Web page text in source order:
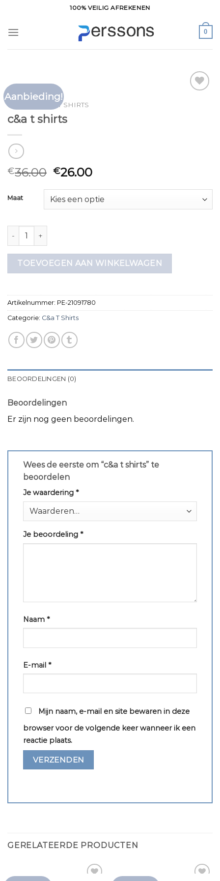
inhoud
100% VEILIG AFREKENEN
0
Aanbieding!
HOME C&A T SHIRTS
c&a t shirts
€36.00 €26.00
Maat
c&a t shirts aantal
TOEVOEGEN AAN WINKELWAGEN
Artikelnummer: PE-21091780
Categorie: C&a T Shirts
BEOORDELINGEN (0)
Beoordelingen
Er zijn nog geen beoordelingen.
Wees de eerste om “c&a t shirts” te
beoordelen
Je waardering *
Je beoordeling *
Naam *
E-mail *
Mijn naam, e-mail en site bewaren in deze
browser voor de volgende keer wanneer ik een
reactie plaats.
GERELATEERDE PRODUCTEN